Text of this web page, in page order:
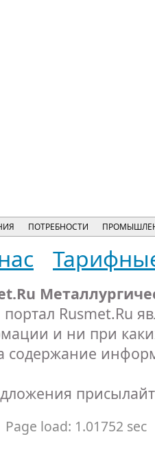
ПОТРЕБНОСТИ
Rusmet.Ru
и ни при
содержание
Page load: 1.01752 sec